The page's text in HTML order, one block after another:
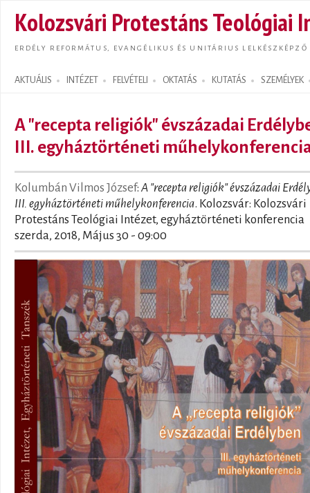
Kolozsvári Protestáns Teológiai
ERDÉLY REFORMÁTUS, EVANGÉLIKUS ÉS UNITÁRIUS LELKÉSZKÉPZŐ
AKTUÁLIS INTÉZET FELVÉTELI OKTATÁS KUTATÁS SZEMÉLYEK
Search form
A "recepta religiók" évszázadai
III. egyháztörténeti
Kolumbán Vilmos József: A "recepta religiók" évszázadai
III. egyháztörténeti műhelykonferencia. Kolozsvár: Kolozsvári
Protestáns Teológiai Intézet, egyháztörténeti konferencia
szerda, 2018, Május 30 - 09:00